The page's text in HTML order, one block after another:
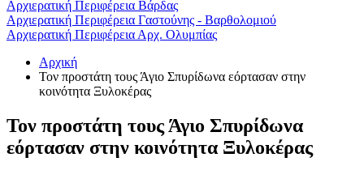
Αρχιερατική Περιφέρεια Βάρδας
Αρχιερατική Περιφέρεια Γαστούνης - Βαρθολομιού
Αρχιερατική Περιφέρεια Αρχ. Ολυμπίας
Αρχική
Τον προστάτη τους Άγιο Σπυρίδωνα εόρτασαν στην
κοινότητα Ξυλοκέρας
Τον προστάτη τους Άγιο Σπυρίδωνα
εόρτασαν στην κοινότητα Ξυλοκέρας